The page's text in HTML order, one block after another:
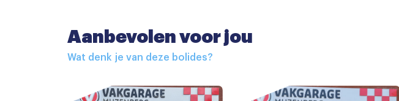
Buitenspiegels elektrisch inklapbaar
Buitenspiegels verwarmbaar
Aanbevolen voor jou
Wat denk je van deze bolides?